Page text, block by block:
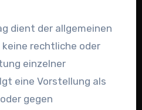
dient der allgemeinen
rechtliche oder
einzelner
eine Vorstellung als
gegen